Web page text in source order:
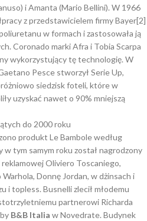
i Amanta (Mario Bellini). W 1966
z przedstawicielem firmy Bayer[2]
w formach i zastosowała ją
Coronado marki Afra i Tobia Scarpa
wykorzystujący tę technologię. W
Pesce stworzył Serie Up,
siedzisk foteli, które w
uzyskać nawet o 90% mniejszą
do 2000 roku
produkt Le Bambole według
w tym samym roku został nagrodzony
reklamowej Oliviero Toscaniego,
Donnę Jordan, w dżinsach i
i topless. Busnelli zlecił młodemu
partnerowi Richarda
B&B Italia w Novedrate. Budynek